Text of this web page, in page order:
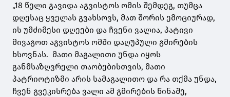
„18 წელი გავიდა აგვისტოს ომის შემდეგ, თუმცა
დღესაც ყველას გვახსოვს, მათ შორის ემოციურად,
ის უმძიმესი დღეები და ჩვენი ვალია, პატივი
მივაგოთ აგვისტოს ომში დაღუპული გმირების
ხსოვნას. მათი მაგალითი უნდა იყოს
განმსაზღვრელი თაობებისთვის, მათი
პატრიოტიზმი არის სამაგალითო და რა თქმა უნდა,
ჩვენ გვეკისრება ვალი ამ გმირების წინაშე,